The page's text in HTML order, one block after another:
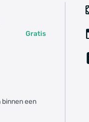
Gratis
binnen een